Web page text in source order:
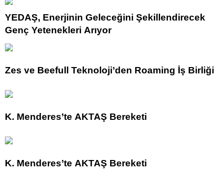
YEDAŞ, Enerjinin Geleceğini Şekillendirecek
Genç Yetenekleri Arıyor
Zes ve Beefull Teknoloji’den Roaming İş Birliği
K. Menderes’te AKTAŞ Bereketi
K. Menderes’te AKTAŞ Bereketi